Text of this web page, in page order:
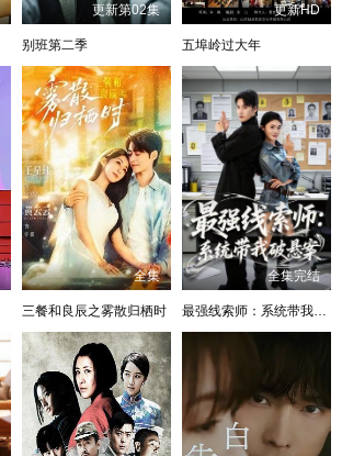
更新第02集
别班第二季
更新HD
五埠岭过大年
全集
三餐和良辰之雾散归栖时
全集完结
最强线索师：系统带我破悬案